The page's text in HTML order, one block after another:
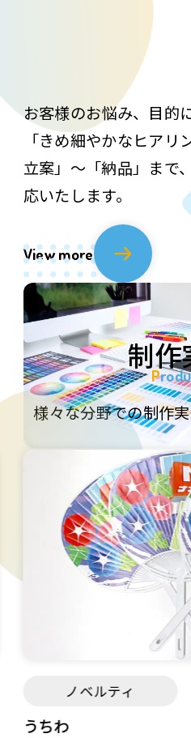
お客様のお悩み、目的
「きめ細やかなヒア
立案」～「納品」まで、
応いたします。
View more
制作
様々な分野での制作
ノベルティ
うちわ